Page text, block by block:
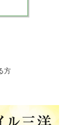
方